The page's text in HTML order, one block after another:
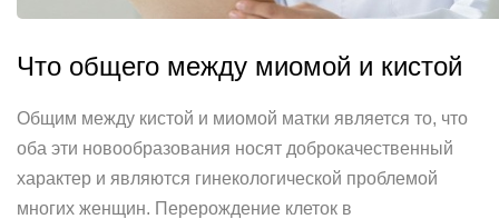
Что общего между миомой и кистой
Общим между кистой и миомой матки является то, что
оба эти новообразования носят доброкачественный
характер и являются гинекологической проблемой
многих женщин. Перерождение клеток в